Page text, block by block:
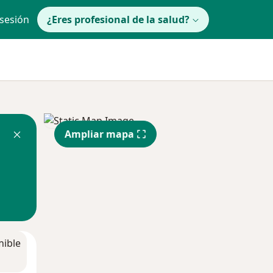
¿Eres profesional de la salud?
Ampliar mapa